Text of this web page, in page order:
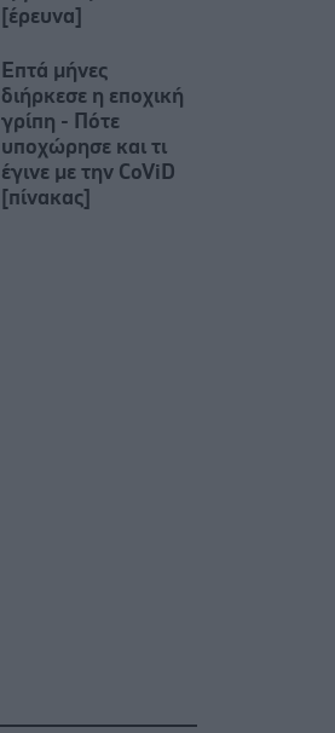
[έρευνα]
Επτά μήνες
διήρκεσε η εποχική
γρίπη - Πότε
υποχώρησε και τι
έγινε με την CoViD
[πίνακας]